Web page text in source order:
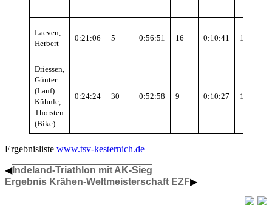
Laeven,
Herbert
0:21:06 5 0:56:51 16 0:10:41 19
Driessen,
Günter
(Lauf)
Kühnle,
Thorsten
(Bike)
0:24:24 30 0:52:58 9 0:10:27 14
Ergebnisliste www.tsv-kesternich.de
◀Indeland-Triathlon mit AK-Sieg
Ergebnis Krähen-Weltmeisterschaft EZF▶